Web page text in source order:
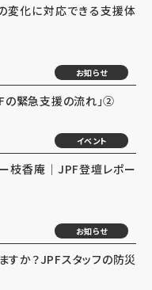
変化に対応できる支援体
お知らせ
の緊急支援の流れ」②
イベント
ー枝香庵｜JPF登壇レポー
お知らせ
すか？JPFスタッフの防災